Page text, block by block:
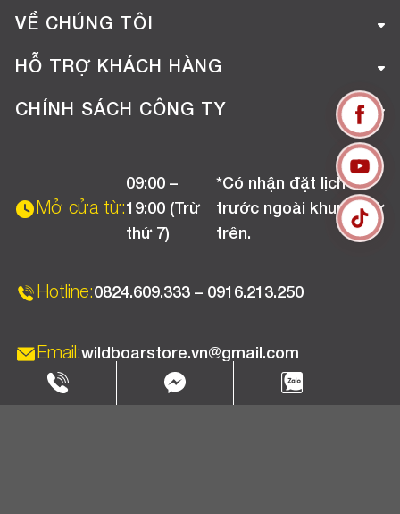
VỀ CHÚNG TÔI
Giới thiệu công ty
Tuyển dụng
HỖ TRỢ KHÁCH HÀNG
Hướng dẫn mua hàng online
Chương trình khuyến mãi
CHÍNH SÁCH CÔNG TY
Chính sách bảo hành
Mở cửa từ:
09:00 –
19:00 (Trừ
thứ 7)
*Có nhận đặt lịch
trước ngoài khung giờ
trên.
Hotline:0824.609.333 – 0916.213.250
Email:wildboarstore.vn@gmail.com